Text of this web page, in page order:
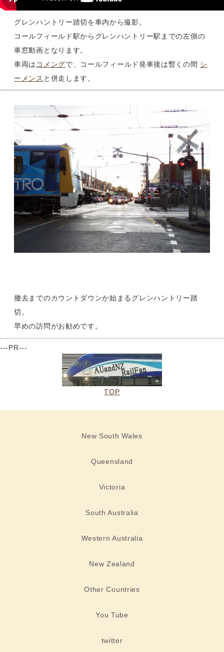
グレンハントリー踏切を車内から撮影。
コールフィールド駅からグレンハントリー駅までの左側の
車窓動画となります。
車両は コメングで、コールフィールド発車後は暫くの間 シ
ーメンス と併走します。
撤去までのカウントダウンか始まるグレンハントリー踏
切。
早めの訪問がお勧めです。
---PR---
TOP
New South Wales
Queensland
Victoria
South Australia
Western Australia
New Zealand
Other Countries
You Tube
twitter